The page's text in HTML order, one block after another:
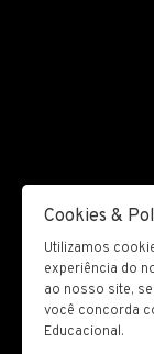
Cookies &
Utilizamos
experiência do
ao nosso site,
você concorda
Educacional.